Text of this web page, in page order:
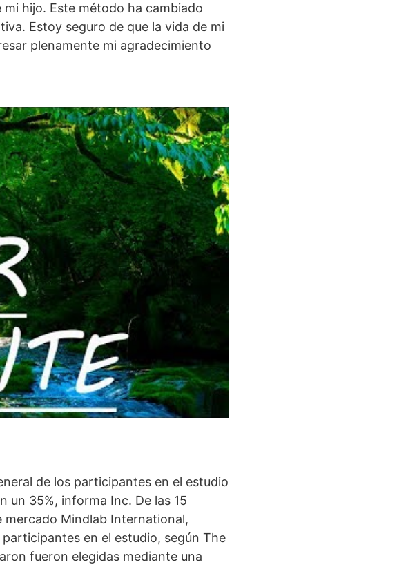
hijo. Este método ha cambiado
Estoy seguro de que la vida de mi
plenamente mi agradecimiento
de los participantes en el estudio
un 35%, informa Inc. De las 15
mercado Mindlab International,
en el estudio, según The
fueron elegidas mediante una